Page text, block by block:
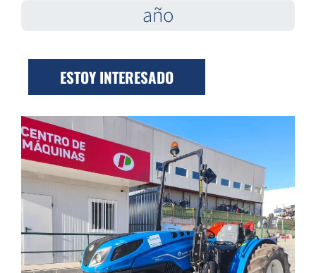
año
ESTOY INTERESADO